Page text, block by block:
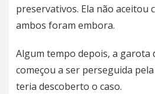
preservativos. Ela não aceitou
ambos foram embora.
Algum tempo depois, a garota
começou a ser perseguida
teria descoberto o caso.